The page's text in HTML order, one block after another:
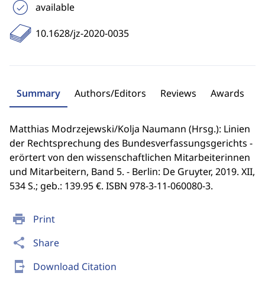
print Print
share Share
send_to_mobile Download Citation
available
10.1628/jz-2020-0035
Summary Authors/Editors Reviews Awards
Matthias Modrzejewski/Kolja Naumann (Hrsg.): Linien
der Rechtsprechung des Bundesverfassungsgerichts -
erörtert von den wissenschaftlichen Mitarbeiterinnen
und Mitarbeitern, Band 5. - Berlin: De Gruyter, 2019. XII,
534 S.; geb.: 139.95 €. ISBN 978-3-11-060080-3.